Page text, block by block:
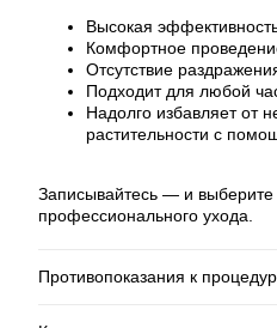
Высокая
Комфортное
Отсутствие
Подходит для любой
Надолго избавляет от
растительности с
Записывайтесь — и
профессионального ухода.
Противопоказания к